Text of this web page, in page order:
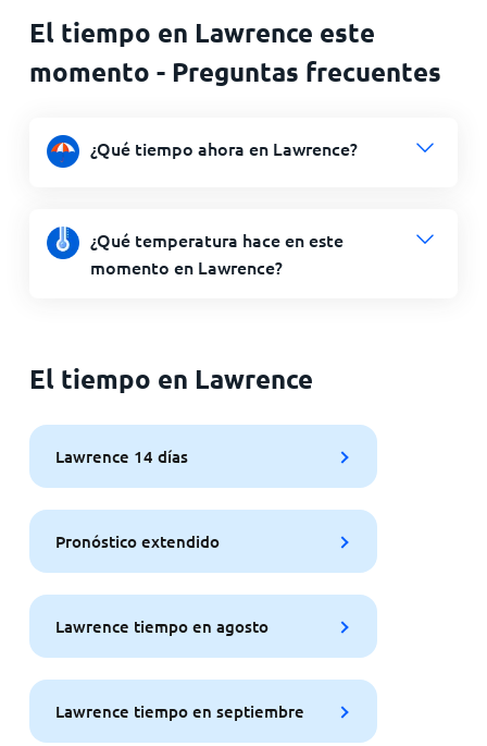
El tiempo en Lawrence este
momento - Preguntas frecuentes
¿Qué tiempo ahora en Lawrence?
¿Qué temperatura hace en este
momento en Lawrence?
El tiempo en Lawrence
Lawrence 14 días
Pronóstico extendido
Lawrence tiempo en agosto
Lawrence tiempo en septiembre